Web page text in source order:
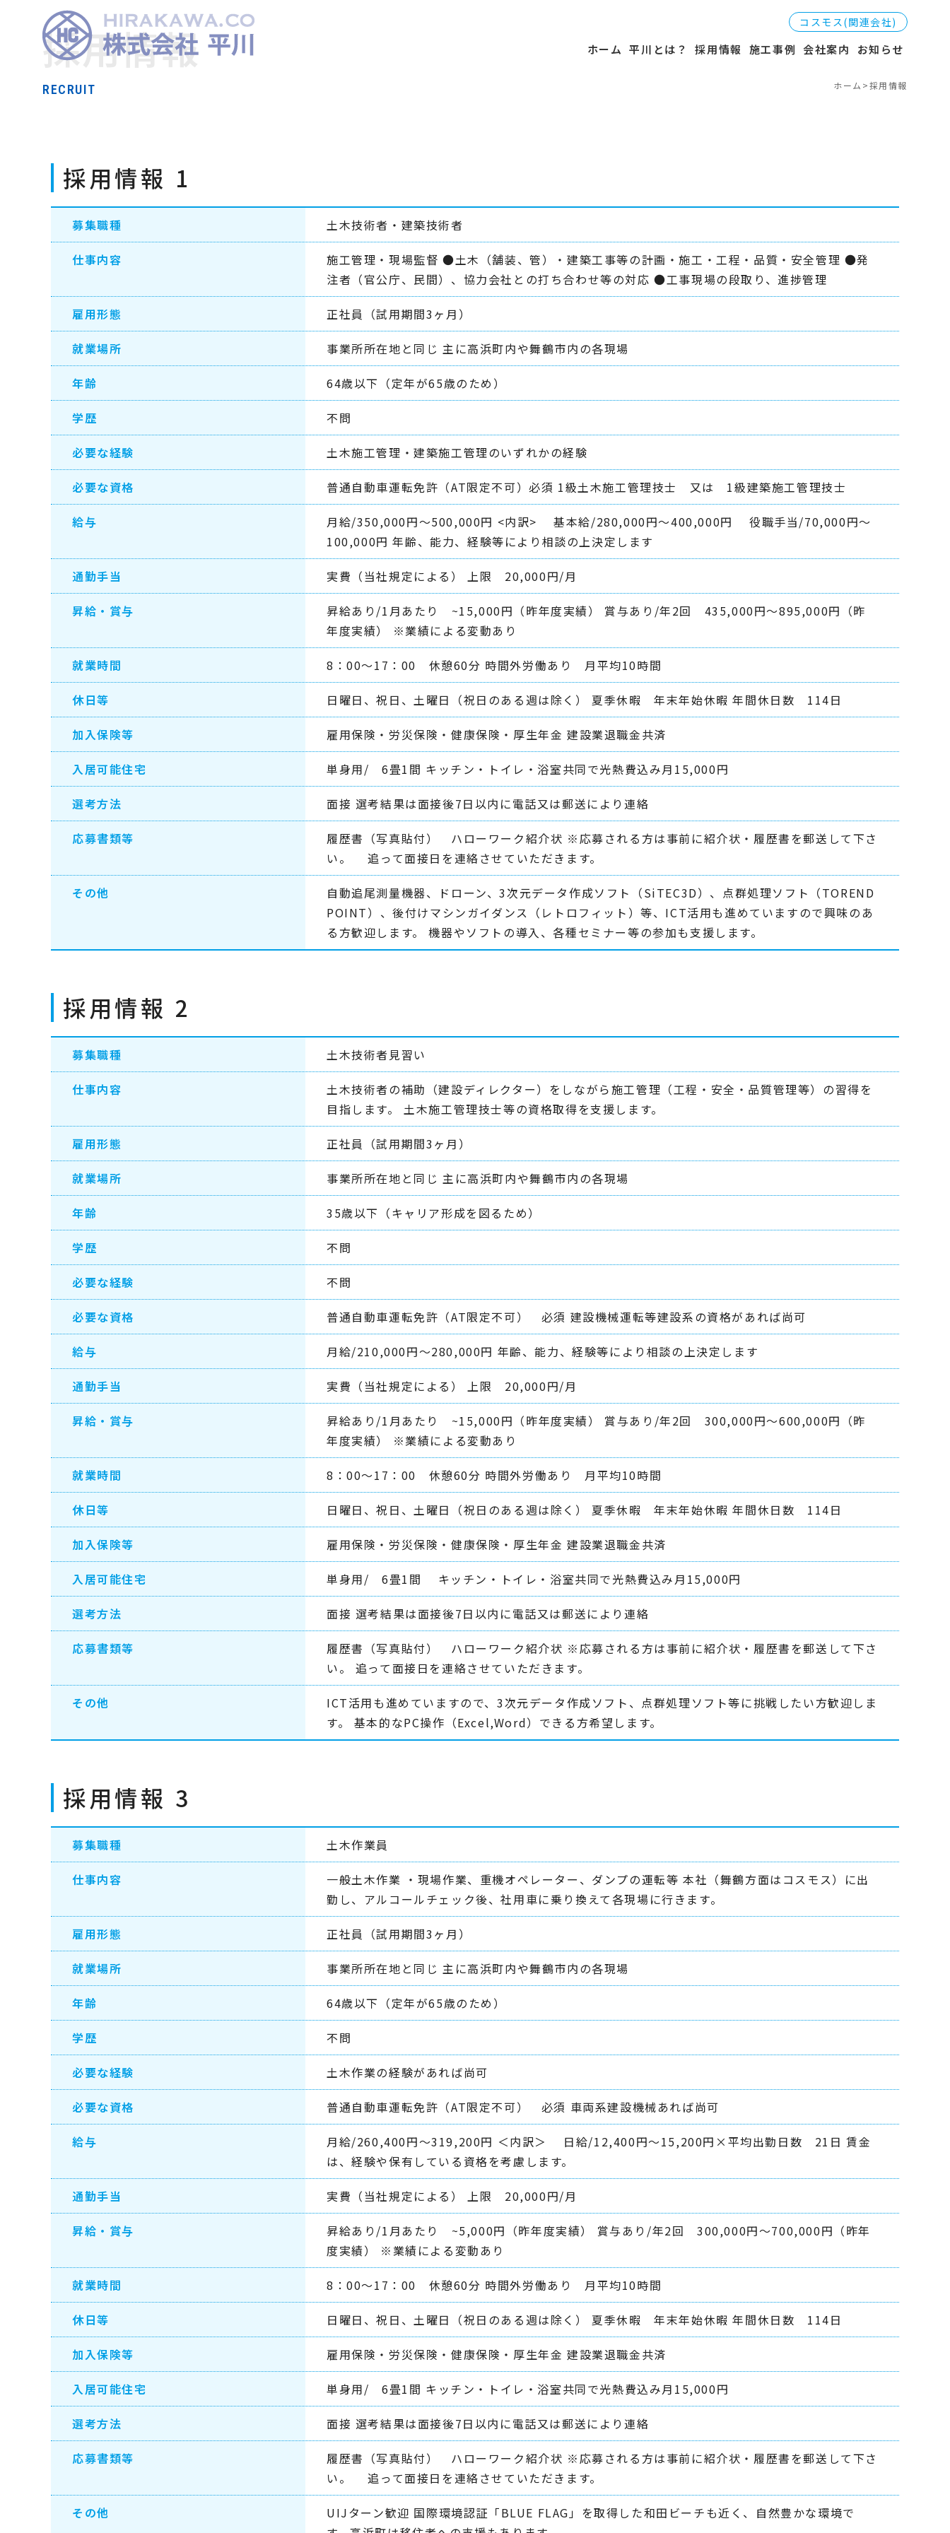
コスモス(関連会社)
ホーム 平川とは？ 採用情報 施工事例 会社案内 お知らせ
採用情報
RECRUIT ホーム >採用情報
採用情報 1
募集職種 土木技術者・建築技術者
仕事内容
施工管理・現場監督 ●土木（舗装、管）・建築工事等の計画・施工・工程・品質・安全管理 ●発
注者（官公庁、民間）、協力会社との打ち合わせ等の対応 ●工事現場の段取り、進捗管理
雇用形態 正社員（試用期間3ヶ月）
就業場所 事業所所在地と同じ 主に高浜町内や舞鶴市内の各現場
年齢 64歳以下（定年が65歳のため）
学歴 不問
必要な経験 土木施工管理・建築施工管理のいずれかの経験
必要な資格 普通自動車運転免許（AT限定不可）必須 1級土木施工管理技士 又は 1級建築施工管理技士
給与
月給/350,000円〜500,000円 <内訳> 基本給/280,000円〜400,000円 役職手当/70,000円〜
100,000円 年齢、能力、経験等により相談の上決定します
通勤手当 実費（当社規定による） 上限 20,000円/月
昇給・賞与
昇給あり/1月あたり ~15,000円（昨年度実績） 賞与あり/年2回 435,000円～895,000円（昨
年度実績） ※業績による変動あり
就業時間 8：00～17：00 休憩60分 時間外労働あり 月平均10時間
休日等 日曜日、祝日、土曜日（祝日のある週は除く） 夏季休暇 年末年始休暇 年間休日数 114日
加入保険等 雇用保険・労災保険・健康保険・厚生年金 建設業退職金共済
入居可能住宅 単身用/ 6畳1間 キッチン・トイレ・浴室共同で光熱費込み月15,000円
選考方法 面接 選考結果は面接後7日以内に電話又は郵送により連絡
応募書類等
履歴書（写真貼付） ハローワーク紹介状 ※応募される方は事前に紹介状・履歴書を郵送して下さ
い。 追って面接日を連絡させていただきます。
その他
自動追尾測量機器、ドローン、3次元データ作成ソフト（SiTEC3D）、点群処理ソフト（TOREND
POINT）、後付けマシンガイダンス（レトロフィット）等、ICT活用も進めていますので興味のあ
る方歓迎します。 機器やソフトの導入、各種セミナー等の参加も支援します。
採用情報 2
募集職種 土木技術者見習い
仕事内容
土木技術者の補助（建設ディレクター）をしながら施工管理（工程・安全・品質管理等）の習得を
目指します。 土木施工管理技士等の資格取得を支援します。
雇用形態 正社員（試用期間3ヶ月）
就業場所 事業所所在地と同じ 主に高浜町内や舞鶴市内の各現場
年齢 35歳以下（キャリア形成を図るため）
学歴 不問
必要な経験 不問
必要な資格 普通自動車運転免許（AT限定不可） 必須 建設機械運転等建設系の資格があれば尚可
給与 月給/210,000円～280,000円 年齢、能力、経験等により相談の上決定します
通勤手当 実費（当社規定による） 上限 20,000円/月
昇給・賞与
昇給あり/1月あたり ~15,000円（昨年度実績） 賞与あり/年2回 300,000円～600,000円（昨
年度実績） ※業績による変動あり
就業時間 8：00～17：00 休憩60分 時間外労働あり 月平均10時間
休日等 日曜日、祝日、土曜日（祝日のある週は除く） 夏季休暇 年末年始休暇 年間休日数 114日
加入保険等 雇用保険・労災保険・健康保険・厚生年金 建設業退職金共済
入居可能住宅 単身用/ 6畳1間 キッチン・トイレ・浴室共同で光熱費込み月15,000円
選考方法 面接 選考結果は面接後7日以内に電話又は郵送により連絡
応募書類等
履歴書（写真貼付） ハローワーク紹介状 ※応募される方は事前に紹介状・履歴書を郵送して下さ
い。 追って面接日を連絡させていただきます。
その他
ICT活用も進めていますので、3次元データ作成ソフト、点群処理ソフト等に挑戦したい方歓迎しま
す。 基本的なPC操作（Excel,Word）できる方希望します。
採用情報 3
募集職種 土木作業員
仕事内容
一般土木作業 ・現場作業、重機オペレーター、ダンプの運転等 本社（舞鶴方面はコスモス）に出
勤し、アルコールチェック後、社用車に乗り換えて各現場に行きます。
雇用形態 正社員（試用期間3ヶ月）
就業場所 事業所所在地と同じ 主に高浜町内や舞鶴市内の各現場
年齢 64歳以下（定年が65歳のため）
学歴 不問
必要な経験 土木作業の経験があれば尚可
必要な資格 普通自動車運転免許（AT限定不可） 必須 車両系建設機械あれば尚可
給与
月給/260,400円～319,200円 ＜内訳＞ 日給/12,400円～15,200円×平均出勤日数 21日 賃金
は、経験や保有している資格を考慮します。
通勤手当 実費（当社規定による） 上限 20,000円/月
昇給・賞与
昇給あり/1月あたり ~5,000円（昨年度実績） 賞与あり/年2回 300,000円～700,000円（昨年
度実績） ※業績による変動あり
就業時間 8：00～17：00 休憩60分 時間外労働あり 月平均10時間
休日等 日曜日、祝日、土曜日（祝日のある週は除く） 夏季休暇 年末年始休暇 年間休日数 114日
加入保険等 雇用保険・労災保険・健康保険・厚生年金 建設業退職金共済
入居可能住宅 単身用/ 6畳1間 キッチン・トイレ・浴室共同で光熱費込み月15,000円
選考方法 面接 選考結果は面接後7日以内に電話又は郵送により連絡
応募書類等
履歴書（写真貼付） ハローワーク紹介状 ※応募される方は事前に紹介状・履歴書を郵送して下さ
い。 追って面接日を連絡させていただきます。
その他
UIJターン歓迎 国際環境認証「BLUE FLAG」を取得した和田ビーチも近く、自然豊かな環境で